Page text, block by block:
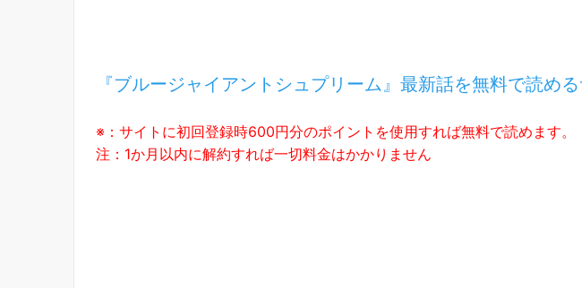
『ブルージャイアントシュプリーム』最新話を無料で読め
※：サイトに初回登録時600円分のポイントを使用すれば無料で読めます。
注：1か月以内に解約すれば一切料金はかかりません